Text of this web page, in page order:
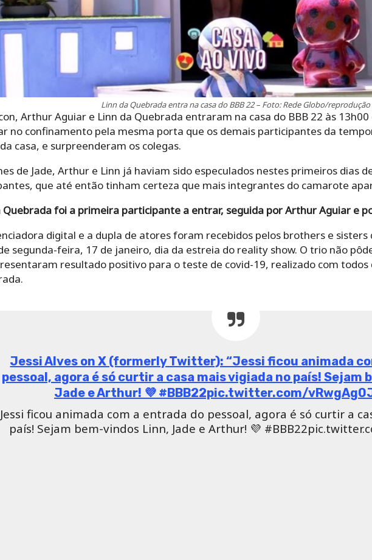
Linn da Quebrada entra na casa do BBB 22 – Foto: Rede Globo/reprodução
Arthur Aguiar e Linn da Quebrada entraram na casa do BBB 22 às
no confinamento pela mesma porta que os demais participantes da
casa, e surpreenderam os colegas.
de Jade, Arthur e Linn já haviam sido especulados nestes primeiros dias
que até então tinham certeza que mais integrantes do camarote
Quebrada foi a primeira participante a entrar, seguida por Arthur Aguiar e
digital e a dupla de atores foram recebidos pelos brothers e sisters
segunda-feira, 17 de janeiro, dia da estreia do reality show. O trio não
resultado positivo para o teste de covid-19, realizado com todos
Jessi Alves on X (formerly Twitter): “Jessi ficou animada
pessoal, agora é só curtir a casa mais vigiada no país! Sejam
Jade e Arthur! 💜 #BBB22pic.twitter.com/
Jessi ficou animada com a entrada do pessoal, agora é só curtir a
país! Sejam bem-vindos Linn, Jade e Arthur! 💜